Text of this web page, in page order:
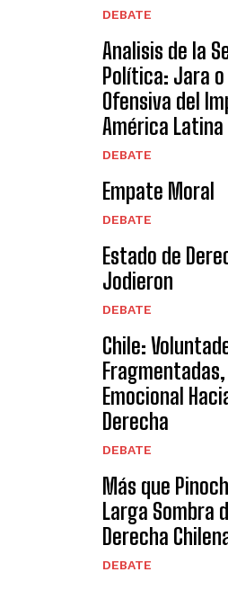
DEBATE
Analisis de la
Política: Jara
Ofensiva del
América Latina
DEBATE
Empate Moral
DEBATE
Estado de
Jodieron
DEBATE
Chile:
Emocional
Derecha
DEBATE
Más que
Larga Sombra
Derecha
DEBATE